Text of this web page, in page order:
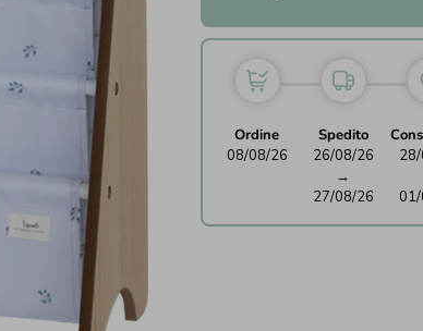
Ordine
08/08/26
Spedito
26/08/26
→
27/08/26